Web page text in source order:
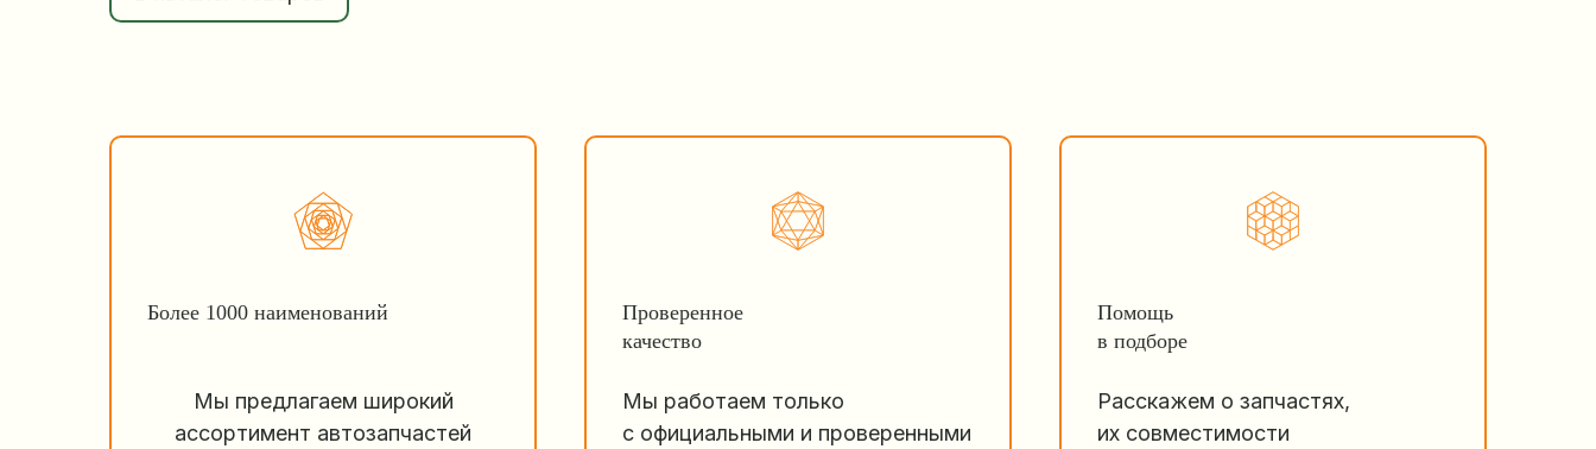
Более 1000 наименований
Мы предлагаем широкий
ассортимент автозапчастей
Проверенное
качество
Мы работаем только
с официальными и проверенными
Помощь
в подборе
Расскажем о запчастях,
их совместимости